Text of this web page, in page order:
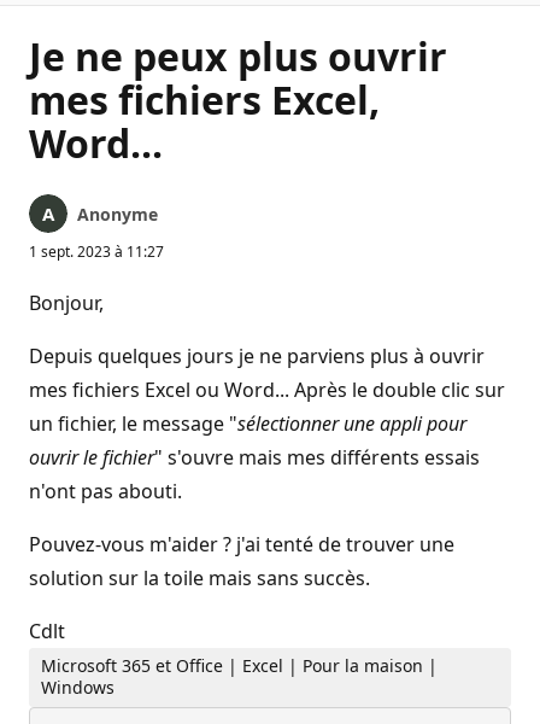
Je ne peux plus ouvrir
mes fichiers Excel,
Word...
Anonyme
1 sept. 2023 à 11:27
Bonjour,
Depuis quelques jours je ne parviens plus à ouvrir
mes fichiers Excel ou Word... Après le double clic sur
un fichier, le message "sélectionner une appli pour
ouvrir le fichier" s'ouvre mais mes différents essais
n'ont pas abouti.
Pouvez-vous m'aider ? j'ai tenté de trouver une
solution sur la toile mais sans succès.
Cdlt
Microsoft 365 et Office | Excel | Pour la maison |
Windows